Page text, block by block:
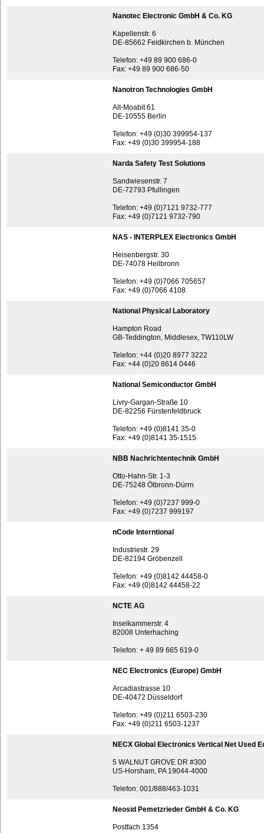
Nanotec Electronic GmbH & Co. KG
Kapellenstr. 6
DE-85662 Feldkirchen b. München
Telefon: +49 89 900 686-0
Fax: +49 89 900 686-50
Nanotron Technologies GmbH
Alt-Moabit 61
DE-10555 Berlin
Telefon: +49 (0)30 399954-137
Fax: +49 (0)30 399954-188
Narda Safety Test Solutions
Sandwiesenstr. 7
DE-72793 Pfullingen
Telefon: +49 (0)7121 9732-777
Fax: +49 (0)7121 9732-790
NAS - INTERPLEX Electronics GmbH
Heisenbergstr. 30
DE-74078 Heilbronn
Telefon: +49 (0)7066 705657
Fax: +49 (0)7066 4108
National Physical Laboratory
Hampton Road
GB-Teddington, Middlesex, TW110LW
Telefon: +44 (0)20 8977 3222
Fax: +44 (0)20 8614 0446
National Semiconductor GmbH
Livry-Gargan-Straße 10
DE-82256 Fürstenfeldbruck
Telefon: +49 (0)8141 35-0
Fax: +49 (0)8141 35-1515
NBB Nachrichtentechnik GmbH
Otto-Hahn-Str. 1-3
DE-75248 Ölbronn-Dürrn
Telefon: +49 (0)7237 999-0
Fax: +49 (0)7237 999197
nCode Interntional
Industriestr. 29
DE-82194 Gröbenzell
Telefon: +49 (0)8142 44458-0
Fax: +49 (0)8142 44458-22
NCTE AG
Inselkammerstr. 4
82008 Unterhaching
Telefon: + 49 89 665 619-0
NEC Electronics (Europe) GmbH
Arcadiastrasse 10
DE-40472 Düsseldorf
Telefon: +49 (0)211 6503-230
Fax: +49 (0)211 6503-1237
NECX Global Electronics Vertical Net Used
5 WALNUT GROVE DR #300
US-Horsham, PA 19044-4000
Telefon: 001/888/463-1031
Neosid Pemetzrieder GmbH & Co. KG
Postfach 1354